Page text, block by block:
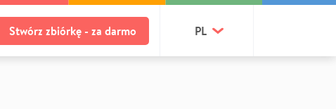
Stwórz zbiórkę - za darmo PL